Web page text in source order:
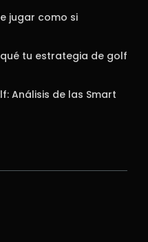
jugar como si
tu estrategia de golf
Análisis de las Smart